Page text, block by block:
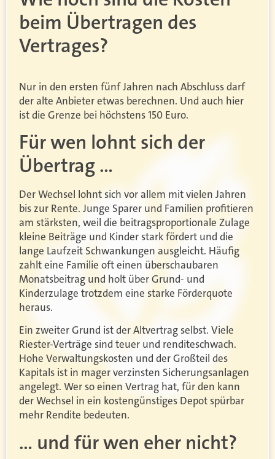
beim Übertragen des
Vertrages?
Nur in den ersten fünf Jahren nach Abschluss darf
der alte Anbieter etwas berechnen. Und auch hier
ist die Grenze bei höchstens 150 Euro.
Für wen lohnt sich der
Übertrag …
Der Wechsel lohnt sich vor allem mit vielen Jahren
bis zur Rente. Junge Sparer und Familien profitieren
am stärksten, weil die beitragsproportionale Zulage
kleine Beiträge und Kinder stark fördert und die
lange Laufzeit Schwankungen ausgleicht. Häufig
zahlt eine Familie oft einen überschaubaren
Monatsbeitrag und holt über Grund- und
Kinderzulage trotzdem eine starke Förderquote
heraus.
Ein zweiter Grund ist der Altvertrag selbst. Viele
Riester-Verträge sind teuer und renditeschwach.
Hohe Verwaltungskosten und der Großteil des
Kapitals ist in mager verzinsten Sicherungsanlagen
angelegt. Wer so einen Vertrag hat, für den kann
der Wechsel in ein kostengünstiges Depot spürbar
mehr Rendite bedeuten.
… und für wen eher nicht?